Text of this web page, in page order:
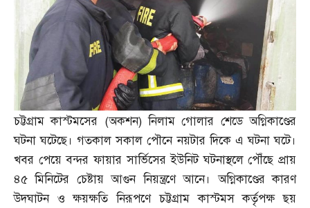
চট্টগ্রাম কাস্টমসের (অকশন)নিলাম গোলার শেডে অগ্নিকাণ্ডের
ঘটনা ঘটেছে। গতকাল সকাল পৌনে নয়টার দিকে এ ঘটনা ঘটে।
খবর পেয়ে বন্দর ফায়ার সার্ভিসের ইউনিট ঘটনাস্থলে পৌঁছে প্রায়
৪৫ মিনিটের চেষ্টায় আগুন নিয়ন্ত্রণে আনে। অগ্নিকাণ্ডের কারণ
উদঘাটন ও ক্ষয়ক্ষতি নিরূপণে চট্টগ্রাম কাস্টমস কর্তৃপক্ষ ছয়